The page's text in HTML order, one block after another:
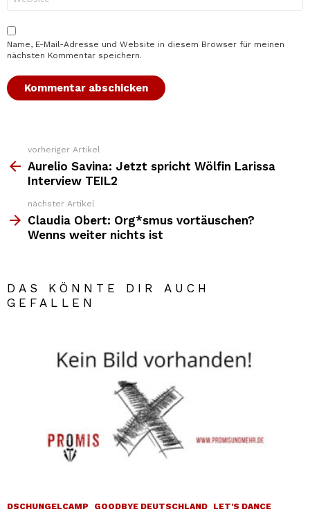
Name, E-Mail-Adresse und Website in diesem Browser für meinen
nächsten Kommentar speichern.
Weitere
Top
News
vorheriger Artikel
Aurelio Savina: Jetzt spricht Wölfin Larissa
Interview TEIL2
nächster Artikel
Claudia Obert: Org*smus vortäuschen?
Wenns weiter nichts ist
DAS KÖNNTE DIR AUCH
GEFALLEN
DSCHUNGELCAMP GOODBYE DEUTSCHLAND
LET'S DANCE